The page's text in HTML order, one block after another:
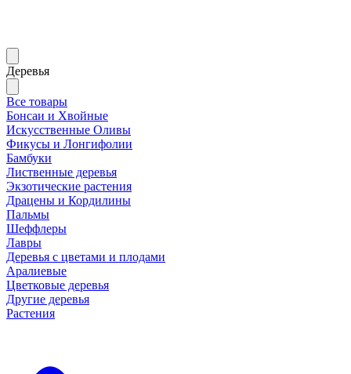
Деревья
Все товары
Бонсаи и Хвойные
Искусственные Оливы
Фикусы и Лонгифолии
Бамбуки
Лиственные деревья
Экзотические растения
Драцены и Кордилины
Пальмы
Шеффлеры
Лавры
Деревья с цветами и плодами
Аралиевые
Цветковые деревья
Другие деревья
Растения